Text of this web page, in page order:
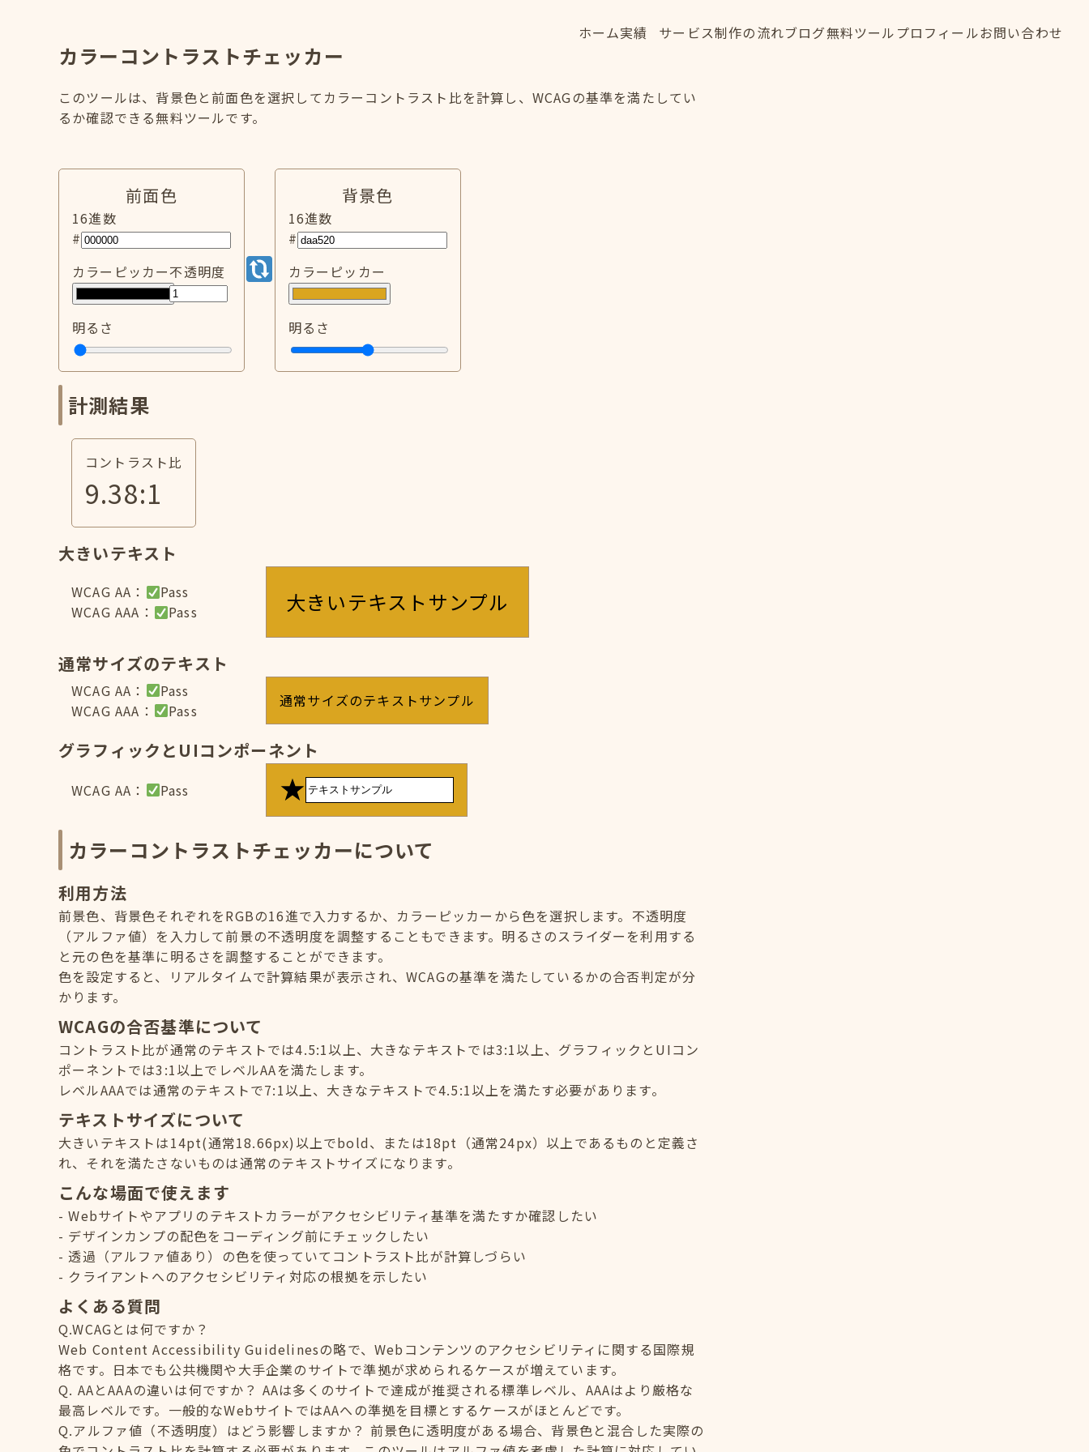
ホーム実績
サービス制作の流れブログ無料ツール プロフィールお問い合わせ
カラーコントラストチェッカー
このツールは、背景色と前面色を選択してカラーコントラスト比を計算し、WCAGの基準を満たしてい
るか確認できる無料ツールです。
前面色
16進数
#
カラーピッカー不透明度
明るさ
背景色
16進数
#
カラーピッカー
明るさ
計測結果
コントラスト比
9.38:1
大きいテキスト
WCAG AA：
Pass
WCAG AAA：
Pass 大きいテキストサンプル
通常サイズのテキスト
WCAG AA：
Pass
WCAG AAA：
Pass
通常サイズのテキストサンプル
グラフィックとUIコンポーネント
WCAG AA： Pass
カラーコントラストチェッカーについて
利用方法
前景色、背景色それぞれをRGBの16進で入力するか、カラーピッカーから色を選択します。不透明度
（アルファ値）を入力して前景の不透明度を調整することもできます。明るさのスライダーを利用する
と元の色を基準に明るさを調整することができます。
色を設定すると、リアルタイムで計算結果が表示され、WCAGの基準を満たしているかの合否判定が分
かります。
WCAGの合否基準について
コントラスト比が通常のテキストでは4.5:1以上、大きなテキストでは3:1以上、グラフィックとUIコン
ポーネントでは3:1以上でレベルAAを満たします。
レベルAAAでは通常のテキストで7:1以上、大きなテキストで4.5:1以上を満たす必要があります。
テキストサイズについて
大きいテキストは14pt(通常18.66px)以上でbold、または18pt（通常24px）以上であるものと定義さ
れ、それを満たさないものは通常のテキストサイズになります。
こんな場面で使えます
Webサイトやアプリのテキストカラーがアクセシビリティ基準を満たすか確認したい
デザインカンプの配色をコーディング前にチェックしたい
透過（アルファ値あり）の色を使っていてコントラスト比が計算しづらい
クライアントへのアクセシビリティ対応の根拠を示したい
よくある質問
Q.WCAGとは何ですか？
Web Content Accessibility Guidelinesの略で、Webコンテンツのアクセシビリティに関する国際規
格です。日本でも公共機関や大手企業のサイトで準拠が求められるケースが増えています。
Q. AAとAAAの違いは何ですか？ AAは多くのサイトで達成が推奨される標準レベル、AAAはより厳格な
最高レベルです。一般的なWebサイトではAAへの準拠を目標とするケースがほとんどです。
Q.アルファ値（不透明度）はどう影響しますか？ 前景色に透明度がある場合、背景色と混合した実際の